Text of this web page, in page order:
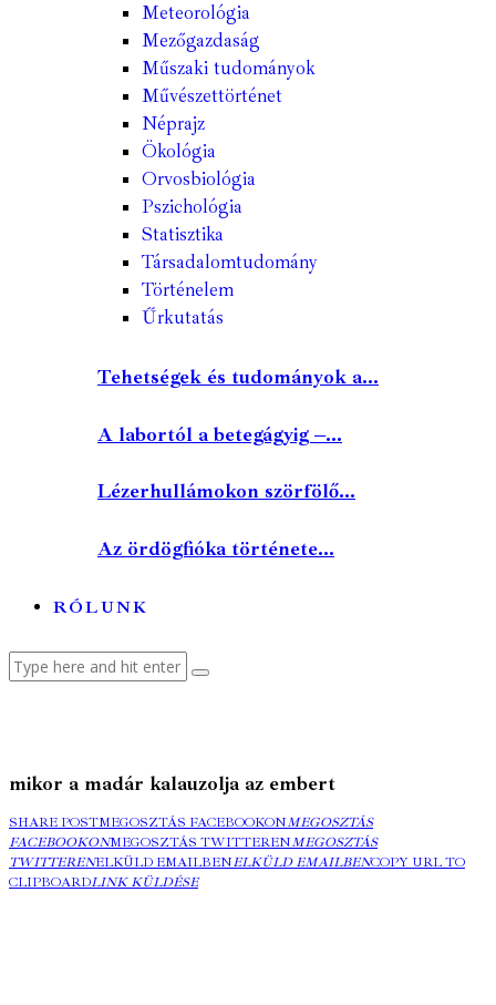
Meteorológia
Mezőgazdaság
Műszaki tudományok
Művészettörténet
Néprajz
Ökológia
Orvosbiológia
Pszichológia
Statisztika
Társadalomtudomány
Történelem
Űrkutatás
Tehetségek és tudományok a...
A labortól a betegágyig –...
Lézerhullámokon szörfölő...
Az ördögfióka története...
RÓLUNK
mikor a madár kalauzolja az embert
SHARE POSTMEGOSZTÁS FACEBOOKONMEGOSZTÁS
FACEBOOKONMEGOSZTÁS TWITTERENMEGOSZTÁS
TWITTERENELKÜLD EMAILBENELKÜLD EMAILBENCOPY URL TO
CLIPBOARDLINK KÜLDÉSE